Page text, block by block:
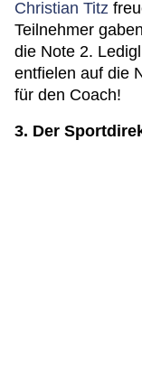
Christian Titz
Teilnehmer
die Note 2.
entfielen auf die
für den Coach!
3. Der